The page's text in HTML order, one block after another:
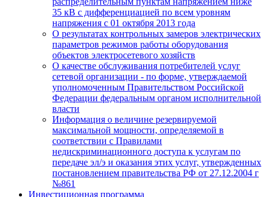
35 кВ с дифференциацией по всем уровням
напряжения с 01 октября 2013 года
О результатах контрольных замеров электрических
параметров режимов работы оборудования
объектов электросетевого хозяйств
О качестве обслуживания потребителей услуг
сетевой организации - по форме, утверждаемой
уполномоченным Правительством Российской
Федерации федеральным органом исполнительной
власти
Информация о величине резервируемой
максимальной мощности, определяемой в
соответствии с Правилами
недискриминационного доступа к услугам по
передаче эл/э и оказания этих услуг, утвержденных
постановлением правительства РФ от 27.12.2004 г
№861
Инвестиционная программа